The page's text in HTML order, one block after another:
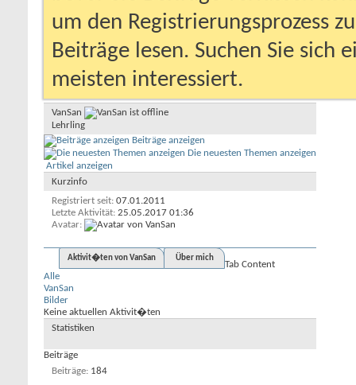
um den Registrierungsprozess
Beiträge lesen. Suchen Sie sich
meisten interessiert.
VanSan
Lehrling
Beiträge anzeigen
Die neuesten Themen anzeigen
Artikel anzeigen
Kurzinfo
Registriert seit 07.01.2011
Letzte Aktivität 25.05.2017 01:36
Avatar
Aktivit�ten von VanSan Über mich
Tab Content
Alle
VanSan
Bilder
Keine aktuellen Aktivit�ten
Statistiken
Beiträge
Beiträge 184